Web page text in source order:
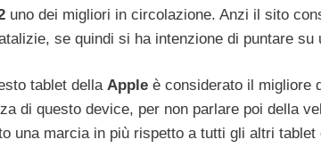
uno dei migliori in circolazione. Anzi il sito
se quindi si ha intenzione di puntare su
tablet della Apple è considerato il migliore
di questo device, per non parlare poi della
una marcia in più rispetto a tutti gli altri